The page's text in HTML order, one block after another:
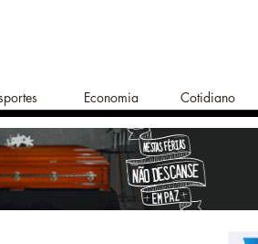
Economia Cotidiano